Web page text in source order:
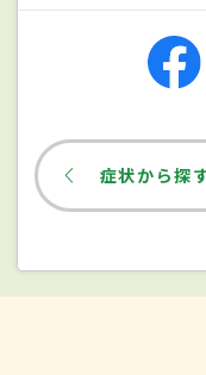
最も多い自覚
りものが分泌
じる、性交時
痛みなどがあ
量の出血が長
症状から探